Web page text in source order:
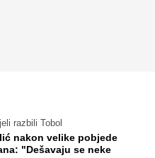
razbili Tobol
nakon velike pobjede
"Dešavaju se neke